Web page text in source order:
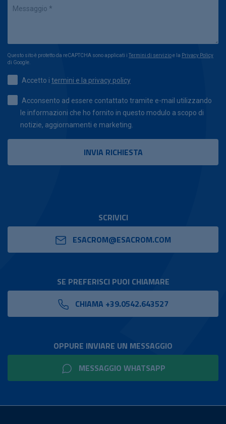
Questo sito è protetto da reCAPTCHA sono applicati i Termini di servizioe la Privacy Policy
di Google.
Accetto i termini e la privacy policy
Acconsento ad essere contattato tramite e-mail utilizzando
le informazioni che ho fornito in questo modulo a scopo di
notizie, aggiornamenti e marketing.
SCRIVICI
ESACROM@ESACROM.COM
SE PREFERISCI PUOI CHIAMARE
CHIAMA +39.0542.643527
OPPURE INVIARE UN MESSAGGIO
MESSAGGIO WHATSAPP